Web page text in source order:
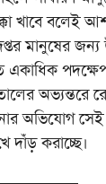
খাবে বলেই
মানুষের জন্য
একাধিক
অভ্যন্তরে
অভিযোগ
দাঁড় করাচ্ছে।